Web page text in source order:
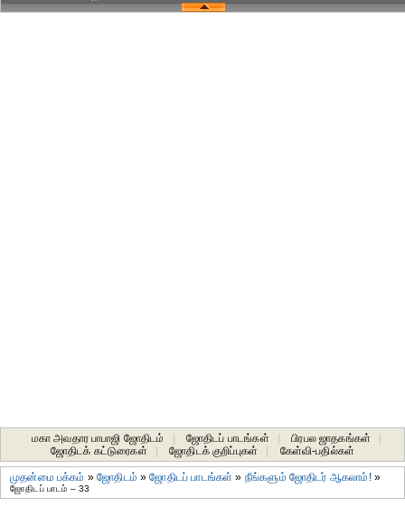
மகா அவதார பாபாஜி ஜோதிடம் ஜோதிடப் பாடங்கள் பிரபல ஜாதகங்கள்
ஜோதிடக் கட்டுரைகள்
ஜோதிடக் குறிப்புகள் கேள்வி-பதில்கள்
முதன்மை பக்கம் »ஜோதிடம் »ஜோதிடப் பாடங்கள் » நீங்களும் ஜோதிடர் ஆகலாம்!»
ஜோதிடப் பாடம் – 33